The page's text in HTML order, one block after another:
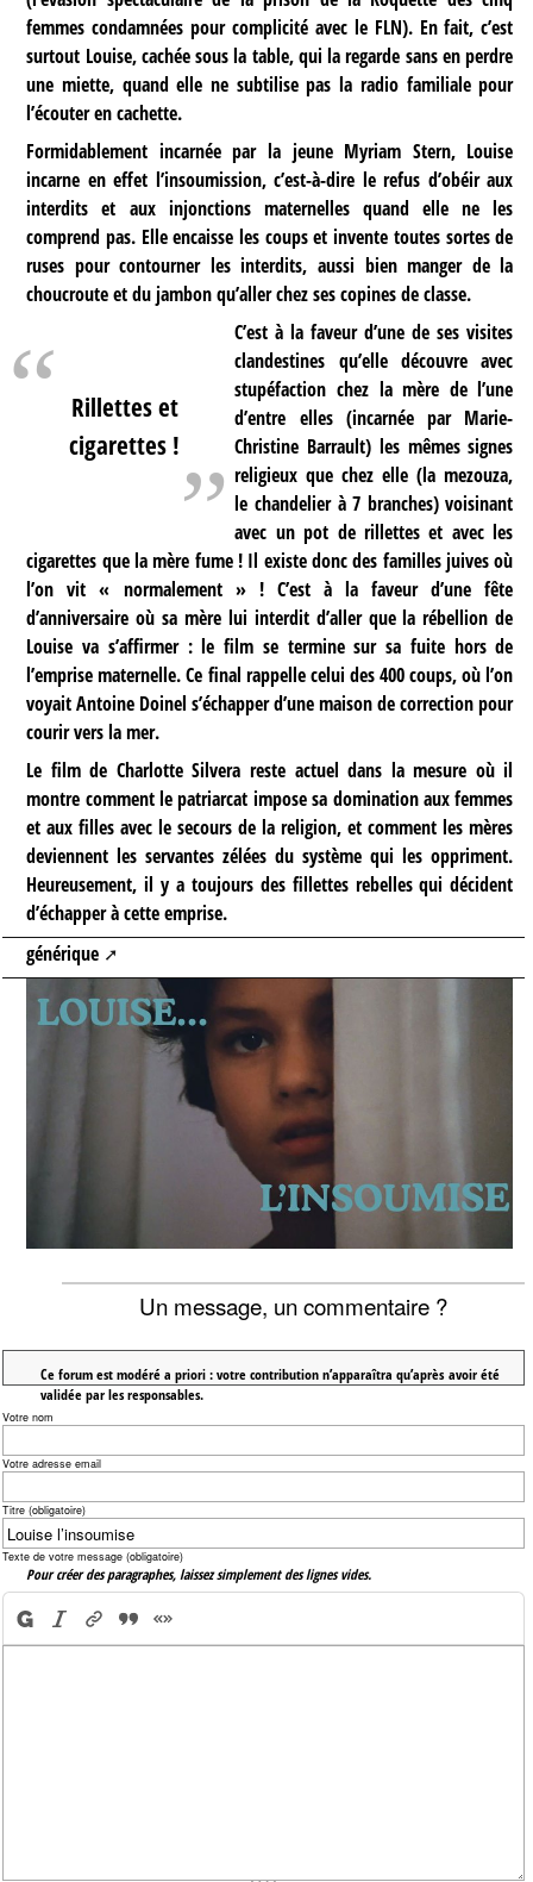
femmes condamnées pour complicité avec le FLN). En fait, c’est
surtout Louise, cachée sous la table, qui la regarde sans en perdre
une miette, quand elle ne subtilise pas la radio familiale pour
l’écouter en cachette.
Formidablement incarnée par la jeune Myriam Stern, Louise
incarne en effet l’insoumission, c’est-à-dire le refus d’obéir aux
interdits et aux injonctions maternelles quand elle ne les
comprend pas. Elle encaisse les coups et invente toutes sortes de
ruses pour contourner les interdits, aussi bien manger de la
choucroute et du jambon qu’aller chez ses copines de classe.
Rillettes et
cigarettes !
C’est à la faveur d’une de ses visites
clandestines qu’elle découvre avec
stupéfaction chez la mère de l’une
d’entre elles (incarnée par Marie-
Christine Barrault) les mêmes signes
religieux que chez elle (la mezouza,
le chandelier à 7 branches) voisinant
avec un pot de rillettes et avec les
cigarettes que la mère fume ! Il existe donc des familles juives où
l’on vit « normalement » ! C’est à la faveur d’une fête
d’anniversaire où sa mère lui interdit d’aller que la rébellion de
Louise va s’affirmer : le film se termine sur sa fuite hors de
l’emprise maternelle. Ce final rappelle celui des 400 coups, où l’on
voyait Antoine Doinel s’échapper d’une maison de correction pour
courir vers la mer.
Le film de Charlotte Silvera reste actuel dans la mesure où il
montre comment le patriarcat impose sa domination aux femmes
et aux filles avec le secours de la religion, et comment les mères
deviennent les servantes zélées du système qui les oppriment.
Heureusement, il y a toujours des fillettes rebelles qui décident
d’échapper à cette emprise.
générique
Un message, un commentaire ?
Ce forum est modéré a priori : votre contribution n’apparaîtra qu’après avoir été
validée par les responsables.
Votre nom
Votre adresse email
Titre (obligatoire)
Texte de votre message (obligatoire)
Pour créer des paragraphes, laissez simplement des lignes vides.